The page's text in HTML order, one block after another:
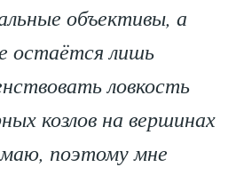
объективы, а
остаётся лишь
ловкость
козлов на вершинах
поэтому мне